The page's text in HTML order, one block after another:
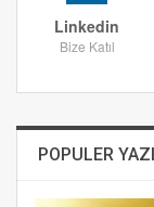
Linkedin
Bize Katıl
POPULER